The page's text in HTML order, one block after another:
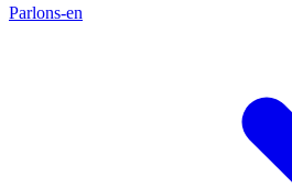
Parlons-en